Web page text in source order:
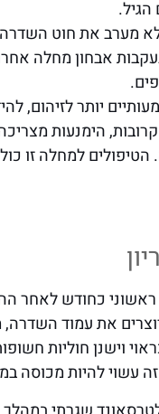
הגיל.
מערב את חוט
אבחון מחלה
יותר לזיהום,
הימנעות
למחלה זו
כחודש לאחר
את עמוד
וישנן חוליות
עשוי להיות מכוסה